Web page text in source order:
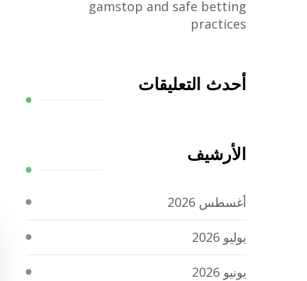
gamstop and safe betting
practices
أحدث التعليقات
الأرشيف
أغسطس 2026
يوليو 2026
يونيو 2026